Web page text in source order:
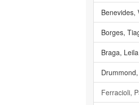
Benevides,
Borges,
Braga,
Ferracioli,